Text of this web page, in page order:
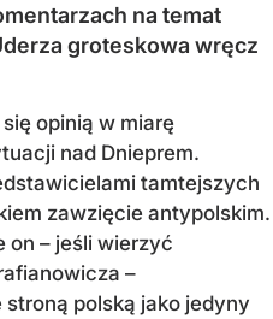
na temat
groteskowa wręcz
opinią w miarę
nad Dnieprem.
tamtejszych
zawzięcie antypolskim.
on – jeśli wierzyć
–
polską jako jedyny